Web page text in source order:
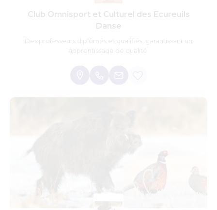
Club Omnisport et Culturel des Ecureuils
Danse
Des professeurs diplômés et qualifiés, garantissant un
apprentissage de qualité.